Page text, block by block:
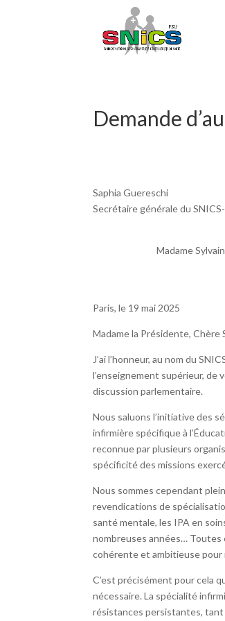
Demande
Saphia Guereschi
Secrétaire générale du SNICS-
Madame
Paris, le 19 mai 2025
Madame la Présidente, Chère
J’ai l’honneur, au nom du
l’enseignement supérieur, de
discussion parlementaire.
Nous saluons l’initiative des
infirmière spécifique à
reconnue par plusieurs
spécificité des missions
Nous sommes cependant
revendications de
santé mentale, les IPA en
nombreuses années… Toutes
cohérente et ambitieuse
C’est précisément pour cela
nécessaire. La spécialité
résistances persistantes, tant